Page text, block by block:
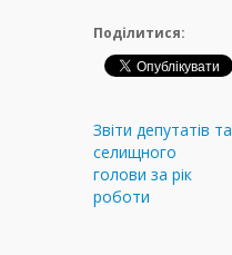
Поділитися:
Звіти депутатів та
селищного
голови за рік
роботи